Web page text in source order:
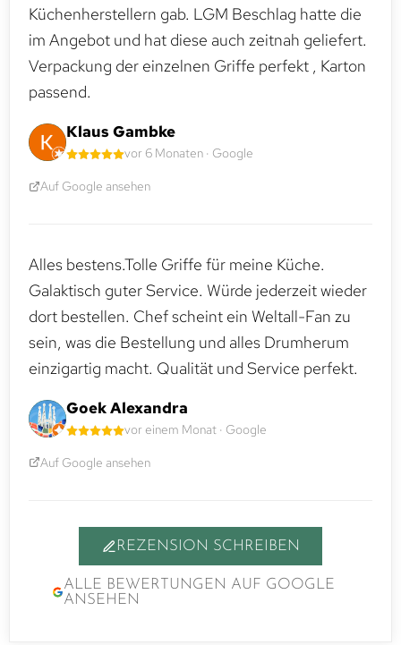
Küchenherstellern gab. LGM Beschlag hatte die
im Angebot und hat diese auch zeitnah geliefert.
Verpackung der einzelnen Griffe perfekt , Karton
passend.
Klaus Gambke
vor 6 Monaten · Google
Auf Google ansehen
Alles bestens.Tolle Griffe für meine Küche.
Galaktisch guter Service. Würde jederzeit wieder
dort bestellen. Chef scheint ein Weltall-Fan zu
sein, was die Bestellung und alles Drumherum
einzigartig macht. Qualität und Service perfekt.
Goek Alexandra
vor einem Monat · Google
Auf Google ansehen
REZENSION SCHREIBEN
ALLE BEWERTUNGEN AUF GOOGLE
ANSEHEN